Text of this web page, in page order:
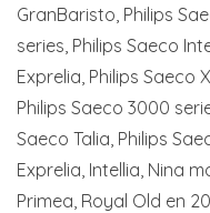
GranBaristo, Philips
series, Philips Saeco
Exprelia, Philips Saeco
Philips Saeco 3000
Saeco Talia, Philips
Exprelia, Intellia, Nina
Primea, Royal Old en